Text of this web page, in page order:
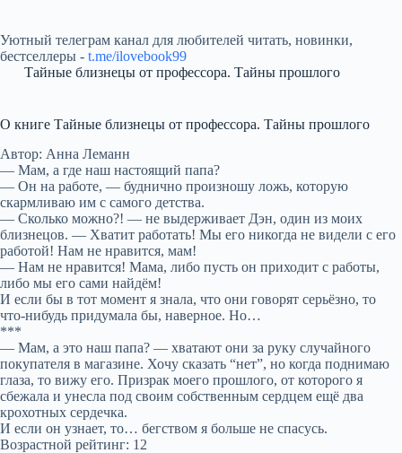
Уютный телеграм канал для любителей читать, новинки,
бестселлеры - t.me/ilovebook99
Тайные близнецы от профессора. Тайны прошлого
О книге Тайные близнецы от профессора. Тайны прошлого
Автор: Анна Леманн
— Мам, а где наш настоящий папа?
— Он на работе, — буднично произношу ложь, которую
скармливаю им с самого детства.
— Сколько можно?! — не выдерживает Дэн, один из моих
близнецов. — Хватит работать! Мы его никогда не видели с его
работой! Нам не нравится, мам!
— Нам не нравится! Мама, либо пусть он приходит с работы,
либо мы его сами найдём!
И если бы в тот момент я знала, что они говорят серьёзно, то
что-нибудь придумала бы, наверное. Но…
***
— Мам, а это наш папа? — хватают они за руку случайного
покупателя в магазине. Хочу сказать “нет”, но когда поднимаю
глаза, то вижу его. Призрак моего прошлого, от которого я
сбежала и унесла под своим собственным сердцем ещё два
крохотных сердечка.
И если он узнает, то… бегством я больше не спасусь.
Возрастной рейтинг: 12